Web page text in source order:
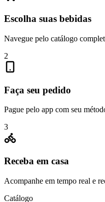
Escolha suas bebidas
Navegue pelo catálogo
2
Faça seu pedido
Pague pelo app com seu
3
Receba em casa
Acompanhe em tempo real e
Catálogo